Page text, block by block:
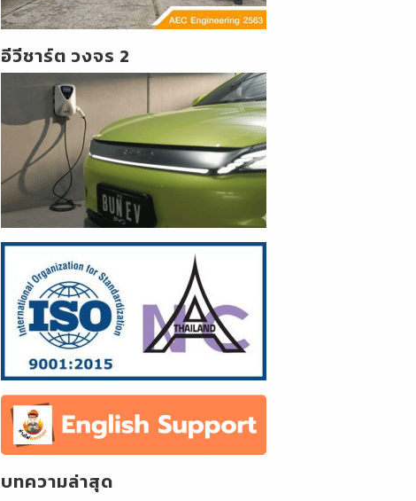
อีวีชาร์ต วงจร 2
บทความล่าสุด